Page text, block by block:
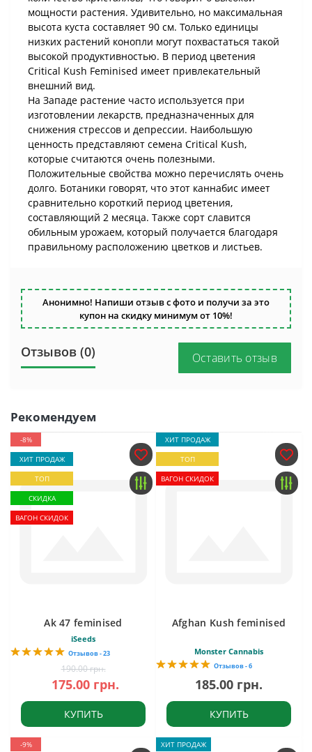
мощности растения. Удивительно, но максимальная
высота куста составляет 90 см. Только единицы
низких растений конопли могут похвастаться такой
высокой продуктивностью. В период цветения
Critical Kush Feminised имеет привлекательный
внешний вид.
На Западе растение часто используется при
изготовлении лекарств, предназначенных для
снижения стрессов и депрессии. Наибольшую
ценность представляют семена Critical Kush,
которые считаются очень полезными.
Положительные свойства можно перечислять очень
долго. Ботаники говорят, что этот каннабис имеет
сравнительно короткий период цветения,
составляющий 2 месяца. Также сорт славится
обильным урожаем, который получается благодаря
правильному расположению цветков и листьев.
Анонимно! Напиши отзыв с фото и получи за это
купон на скидку минимум от 10%!
Отзывов (0) Оставить отзыв
Рекомендуем
-8%
ХИТ ПРОДАЖ
ТОП
СКИДКА
ВАГОН СКИДОК
Ak 47 feminised
iSeeds
Отзывов - 23
190.00 грн.
175.00 грн.
КУПИТЬ
ХИТ ПРОДАЖ
ТОП
ВАГОН СКИДОК
Afghan Kush feminised
Monster Cannabis
Отзывов - 6
185.00 грн.
КУПИТЬ
-9% ХИТ ПРОДАЖ